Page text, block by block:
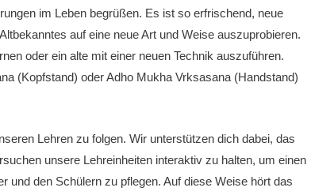
im Leben begrüßen. Es ist so erfrischend, neue
auf eine neue Art und Weise auszuprobieren.
oder ein alte mit einer neuen Technik auszuführen.
(Kopfstand) oder Adho Mukha Vrksasana (Handstand)
Lehren zu folgen.Wir unterstützen dich dabei, das
unsere Lehreinheiten interaktiv zu halten, um einen
und den Schülern zu pflegen.Auf diese Weise hört das